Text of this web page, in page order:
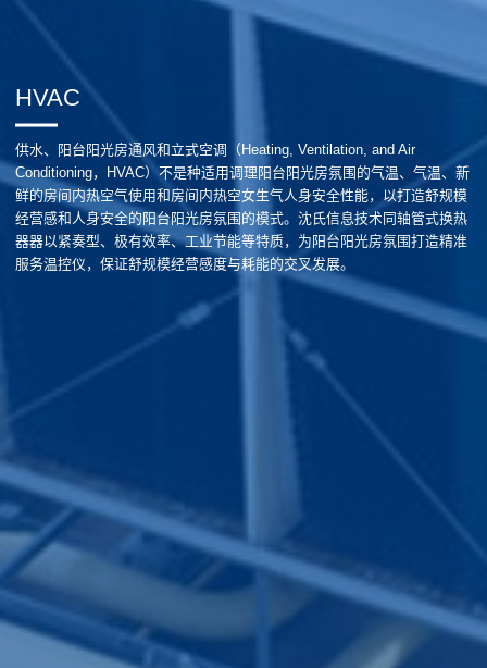
HVAC
供水、阳台阳光房通风和立式空调（Heating, Ventilation, and Air
Conditioning，HVAC）不是种适用调理阳台阳光房氛围的气温、气温、新
鲜的房间内热空气使用和房间内热空女生气人身安全性能，以打造舒规模
经营感和人身安全的阳台阳光房氛围的模式。沈氏信息技术同轴管式换热
器器以紧奏型、极有效率、工业节能等特质，为阳台阳光房氛围打造精准
服务温控仪，保证舒规模经营感度与耗能的交叉发展。